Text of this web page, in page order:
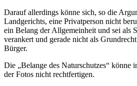
Darauf allerdings könne sich, so die
Landgerichts, eine Privatperson nicht
ein Belang der Allgemeinheit und sei als
verankert und gerade nicht als
Bürger.
Die „Belange des Naturschutzes“ könne
der Fotos nicht rechtfertigen.